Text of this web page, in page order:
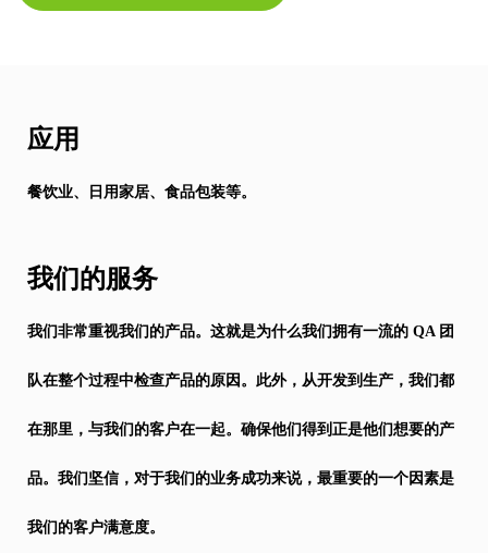
应用
餐饮业、日用家居、食品包装等。
我们的服务
我们非常重视我们的产品。这就是为什么我们拥有一流的 QA 团
队在整个过程中检查产品的原因。此外，从开发到生产，我们都
在那里，与我们的客户在一起。确保他们得到正是他们想要的产
品。我们坚信，对于我们的业务成功来说，最重要的一个因素是
我们的客户满意度。